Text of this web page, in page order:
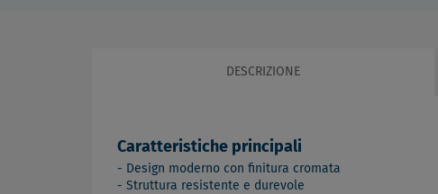
DESCRIZIONE
Caratteristiche principali
- Design moderno con finitura cromata
- Struttura resistente e durevole